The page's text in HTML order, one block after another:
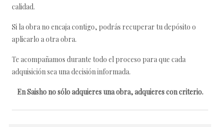
calidad.
Si la obra no encaja contigo, podrás recuperar tu depósito o
aplicarlo a otra obra.
Te acompañamos durante todo el proceso para que cada
adquisición sea una decisión informada.
En Saisho no sólo adquieres una obra, adquieres con criterio.